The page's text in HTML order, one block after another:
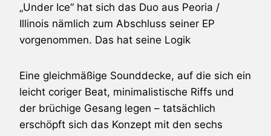
„Under Ice“ hat sich das Duo aus Peoria /
Illinois nämlich zum Abschluss seiner EP
vorgenommen. Das hat seine Logik
Eine gleichmäßige Sounddecke, auf die sich ein
leicht coriger Beat, minimalistische Riffs und
der brüchige Gesang legen – tatsächlich
erschöpft sich das Konzept mit den sechs